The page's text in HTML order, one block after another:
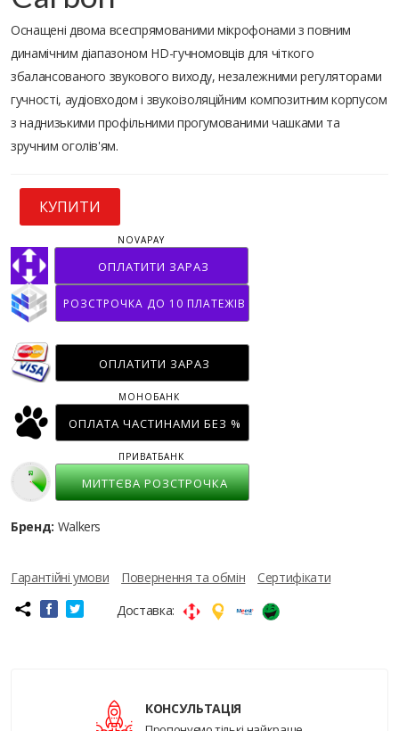
Оснащені двома всеспрямованими мікрофонами з повним
динамічним діапазоном HD-гучномовців для чіткого
збалансованого звукового виходу, незалежними регуляторами
гучності, аудіовходом і звукоізоляційним композитним корпусом
з наднизькими профільними прогумованими чашками та
зручним оголів'ям.
КУПИТИ
ОПЛАТИТИ ЗАРАЗ
NOVAPAY
РОЗСТРОЧКА ДО 10 ПЛАТЕЖІВ
ОПЛАТИТИ ЗАРАЗ
ОПЛАТА ЧАСТИНАМИ БЕЗ %
МОНОБАНК
МИТТЄВА РОЗСТРОЧКА
ПРИВАТБАНК
Бренд: Walkers
Гарантійні умови Повернення та обмін
Сертифікати
Доставка:
КОНСУЛЬТАЦІЯ